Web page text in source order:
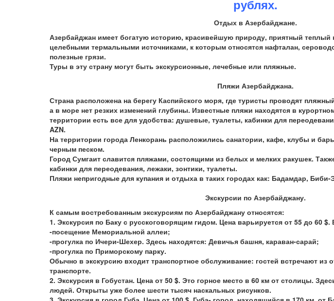
рублях.
Отдых в Азербайджане.
Азербайджан имеет богатую историю, красивейшую природу, приятный теплый
целебными термальными источниками, к которым относятся нафталан,
полезные грязи.
Туры в эту страну могут быть экскурсионные, лечебные или пляжные.
Пляжи Азербайджана.
Страна расположена на берегу Каспийского моря, где туристы проводят
а в море нет резких изменений глубины. Известные пляжи находятся в
территории есть все для удобства: душевые, туалеты, кабинки для
AZN.
На территории города Ленкорань расположились санатории, кафе, клубы и
черным песком.
Город Сумгаит славится пляжами, состоящими из белых и мелких ракушек.
кабинки для переодевания, лежаки, зонтики, туалеты.
Пляжи непригодные для купания и отдыха в таких городах как: Бадамдар,
Экскурсии по Азербайджану.
К самым востребованным экскурсиям по Азербайджану относятся:
1. Экскурсия по Баку с русскоговорящим гидом. Цена варьируется от 55 до 60
-посещение Мемориальной аллеи;
-прогулка по Ичери-Шехер. Здесь находятся: Девичья башня, караван-сарай;
-прогулка по Приморскому парку.
Обычно в экскурсию входит транспортное обслуживание: гостей встречают из
транспорте.
2. Экскурсия в Гобустан. Цена от 50 $. Это горное место в 60 км от столицы.
людей. Открыты уже более шести тысяч наскальных рисунков.